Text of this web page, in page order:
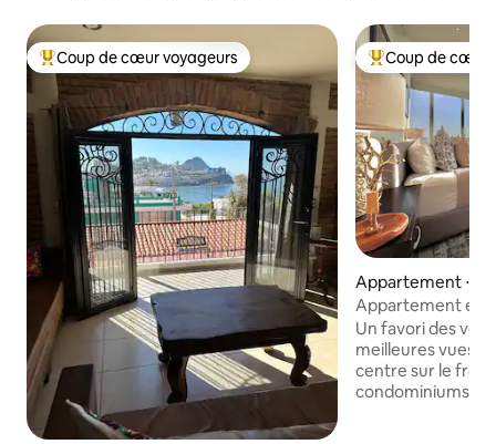
Coups de cœur voyageurs les plus appréciés
Coup de cœur voyageurs Coups de cœur
Coup de cœur
Appartement ⋅
Appartement
la ville
Un favori des
meilleures vues
centre sur le
condominiums